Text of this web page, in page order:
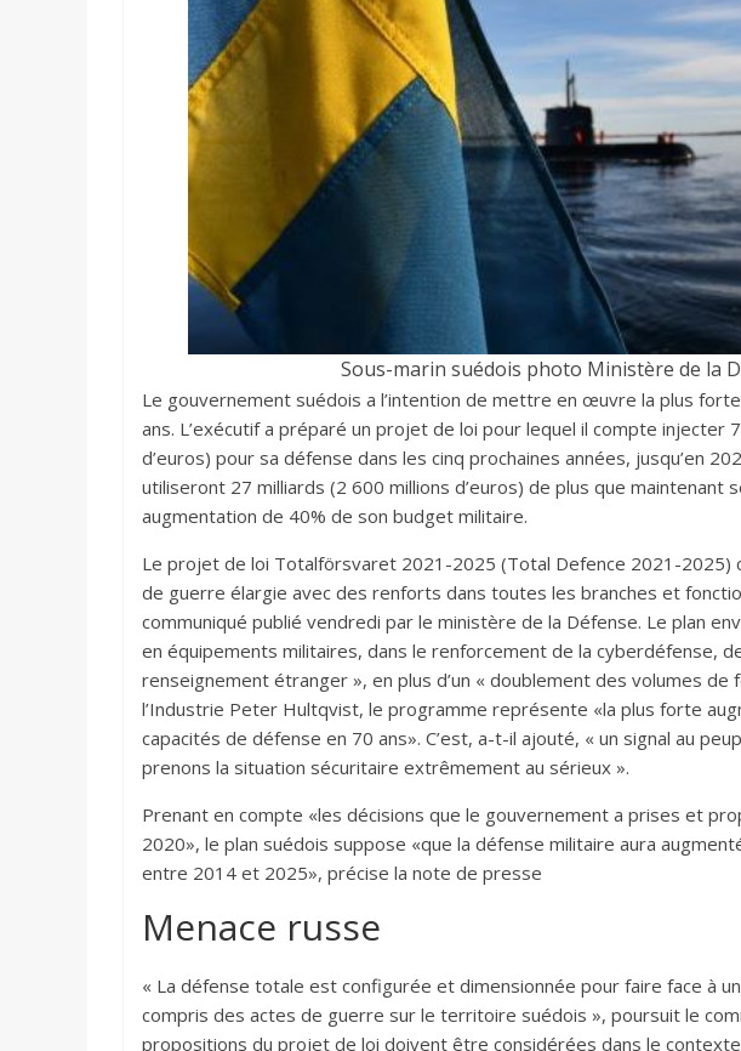
Sous-marin suédois photo Ministère de la
Le gouvernement suédois a l’intention de mettre en œuvre la plus
ans. L’exécutif a préparé un projet de loi pour lequel il compte injecter
d’euros) pour sa défense dans les cinq prochaines années, jusqu’en
utiliseront 27 milliards (2 600 millions d’euros) de plus que maintenant
augmentation de 40% de son budget militaire.
Le projet de loi Totalförsvaret 2021-2025 (Total Defence 2021-2025)
de guerre élargie avec des renforts dans toutes les branches et
communiqué publié vendredi par le ministère de la Défense. Le plan
en équipements militaires, dans le renforcement de la cyberdéfense,
renseignement étranger », en plus d’un « doublement des volumes de
l’Industrie Peter Hultqvist, le programme représente «la plus forte
capacités de défense en 70 ans». C’est, a-t-il ajouté, « un signal au
prenons la situation sécuritaire extrêmement au sérieux ».
Prenant en compte «les décisions que le gouvernement a prises et
2020», le plan suédois suppose «que la défense militaire aura
entre 2014 et 2025», précise la note de presse
Menace russe
« La défense totale est configurée et dimensionnée pour faire face à
compris des actes de guerre sur le territoire suédois », poursuit le
propositions du projet de loi doivent être considérées dans le